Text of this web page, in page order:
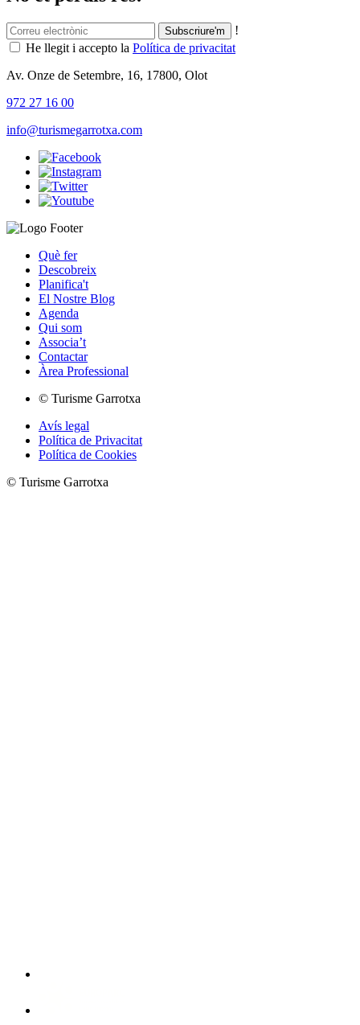
!
He llegit i accepto la Política de privacitat
Av. Onze de Setembre, 16, 17800, Olot
972 27 16 00
info@turismegarrotxa.com
Què fer
Descobreix
Planifica't
El Nostre Blog
Agenda
Qui som
Associa’t
Contactar
Àrea Professional
© Turisme Garrotxa
Avís legal
Política de Privacitat
Política de Cookies
© Turisme Garrotxa